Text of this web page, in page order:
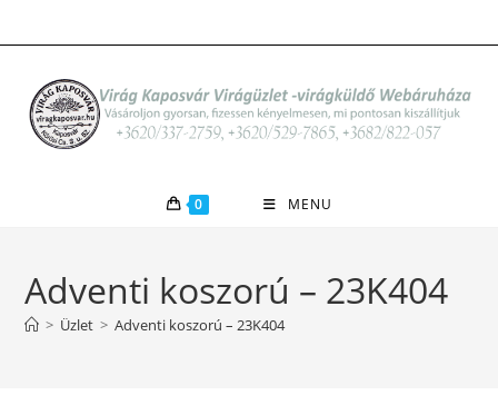
to
0 MENU
Adventi koszorú – 23K404
> Üzlet > Adventi koszorú – 23K404